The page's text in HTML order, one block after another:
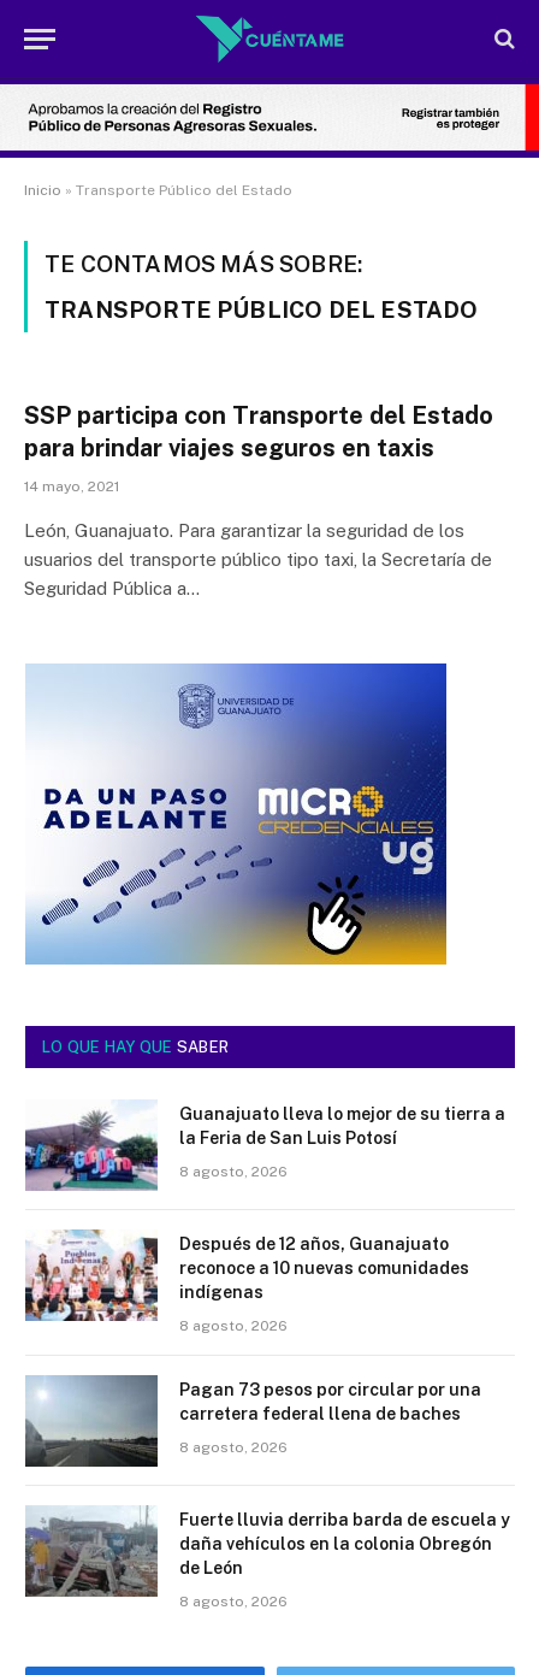
Inicio » Transporte Público del Estado
TE CONTAMOS MÁS SOBRE:
TRANSPORTE PÚBLICO DEL ESTADO
SSP participa con Transporte del Estado
para brindar viajes seguros en taxis
14 mayo, 2021
León, Guanajuato. Para garantizar la seguridad de los
usuarios del transporte público tipo taxi, la Secretaría de
Seguridad Pública a…
LO QUE HAY QUE SABER
Guanajuato lleva lo mejor de su tierra a
la Feria de San Luis Potosí
8 agosto, 2026
Después de 12 años, Guanajuato
reconoce a 10 nuevas comunidades
indígenas
8 agosto, 2026
Pagan 73 pesos por circular por una
carretera federal llena de baches
8 agosto, 2026
Fuerte lluvia derriba barda de escuela y
daña vehículos en la colonia Obregón
de León
8 agosto, 2026